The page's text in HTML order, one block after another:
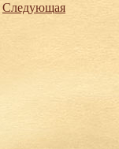
Следующая